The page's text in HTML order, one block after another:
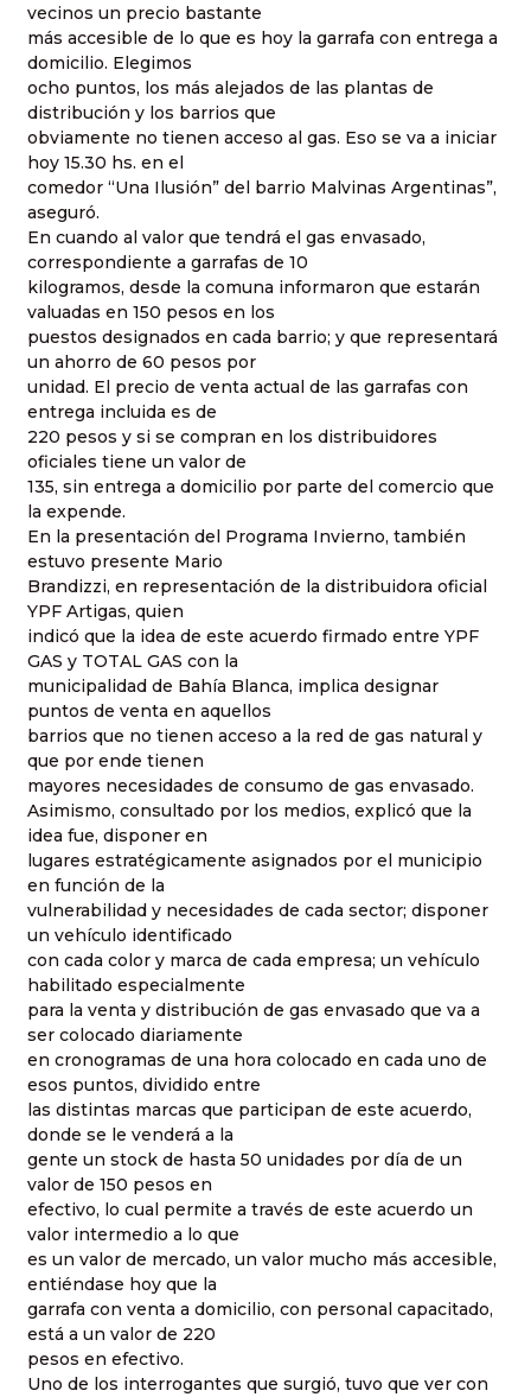
vecinos un precio bastante
más accesible de lo que es hoy la garrafa con entrega a
domicilio. Elegimos
ocho puntos, los más alejados de las plantas de
distribución y los barrios que
obviamente no tienen acceso al gas. Eso se va a iniciar
hoy 15.30 hs. en el
comedor “Una Ilusión” del barrio Malvinas Argentinas”,
aseguró.
En cuando al valor que tendrá el gas envasado,
correspondiente a garrafas de 10
kilogramos, desde la comuna informaron que estarán
valuadas en 150 pesos en los
puestos designados en cada barrio; y que representará
un ahorro de 60 pesos por
unidad. El precio de venta actual de las garrafas con
entrega incluida es de
220 pesos y si se compran en los distribuidores
oficiales tiene un valor de
135, sin entrega a domicilio por parte del comercio que
la expende.
En la presentación del Programa Invierno, también
estuvo presente Mario
Brandizzi, en representación de la distribuidora oficial
YPF Artigas, quien
indicó que la idea de este acuerdo firmado entre YPF
GAS y TOTAL GAS con la
municipalidad de Bahía Blanca, implica designar
puntos de venta en aquellos
barrios que no tienen acceso a la red de gas natural y
que por ende tienen
mayores necesidades de consumo de gas envasado.
Asimismo, consultado por los medios, explicó que la
idea fue, disponer en
lugares estratégicamente asignados por el municipio
en función de la
vulnerabilidad y necesidades de cada sector; disponer
un vehículo identificado
con cada color y marca de cada empresa; un vehículo
habilitado especialmente
para la venta y distribución de gas envasado que va a
ser colocado diariamente
en cronogramas de una hora colocado en cada uno de
esos puntos, dividido entre
las distintas marcas que participan de este acuerdo,
donde se le venderá a la
gente un stock de hasta 50 unidades por día de un
valor de 150 pesos en
efectivo, lo cual permite a través de este acuerdo un
valor intermedio a lo que
es un valor de mercado, un valor mucho más accesible,
entiéndase hoy que la
garrafa con venta a domicilio, con personal capacitado,
está a un valor de 220
pesos en efectivo.
Uno de los interrogantes que surgió, tuvo que ver con